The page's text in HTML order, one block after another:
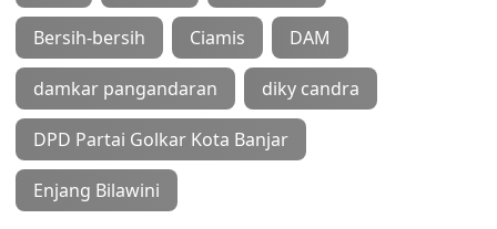
Bersih-bersih Ciamis DAM
damkar pangandaran diky candra
DPD Partai Golkar Kota Banjar
Enjang Bilawini